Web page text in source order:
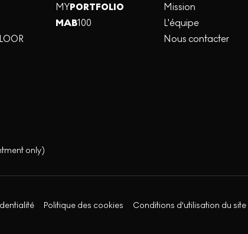
MYPORTFOLIO
MAB100
Mission
L'équipe
Nous contacter
only)
Politique des cookies Conditions d'utilisation du site